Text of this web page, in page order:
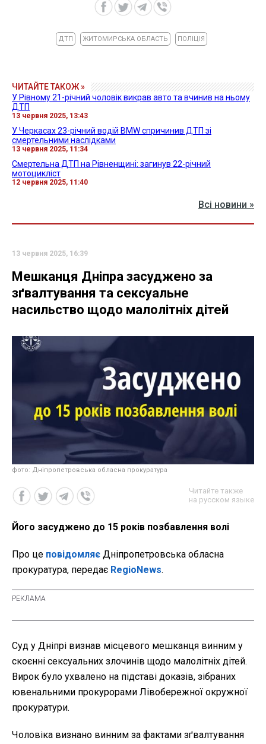
ДТП ЖИТОМИРСЬКА ОБЛАСТЬ ПОЛІЦІЯ
ЧИТАЙТЕ ТАКОЖ »
У Рівному 21-річний чоловік викрав авто та вчинив на ньому
ДТП
13 червня 2025, 13:43
У Черкасах 23-річний водій BMW спричинив ДТП зі
смертельними наслідками
13 червня 2025, 11:34
Смертельна ДТП на Рівненщині: загинув 22-річний
мотоцикліст
12 червня 2025, 11:40
Всі новини »
13 червня 2025, 16:39
Мешканця Дніпра засуджено за
зґвалтування та сексуальне
насильство щодо малолітніх дітей
фото: Дніпропетровська обласна прокуратура
Читайте также
на русском языке
Його засуджено до 15 років позбавлення волі
Про це повідомляє Дніпропетровська обласна
прокуратура, передає RegioNews.
Суд у Дніпрі визнав місцевого мешканця винним у
скоєнні сексуальних злочинів щодо малолітніх дітей.
Вирок було ухвалено на підставі доказів, зібраних
ювенальними прокурорами Лівобережної окружної
прокуратури.
Чоловіка визнано винним за фактами зґвалтування